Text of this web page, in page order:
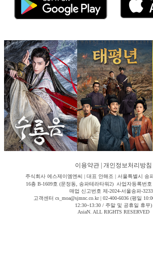
이용약관 개인정보처리방침
주식회사 에스제이엠엔씨 | 대표 안해조 | 서울특별시 송
16층 B-1609호 (문정동, 송파테라타워2) 사업자등록번호
매업 신고번호 제-2024-서울송파-
고객센터 cs_moa@sjmnc.co.kr | 02-400-6036 (평일
12:30~13:30 / 주말 및 공휴일 휴무)
AsiaN. ALL RIGHTS RESERVED